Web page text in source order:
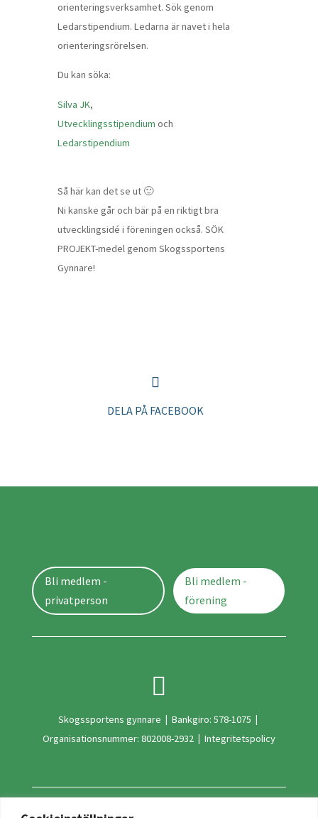
orienteringsverksamhet. Sök genom
Ledarstipendium. Ledarna är navet i hela
orienteringsrörelsen.
Du kan söka:
Silva JK,
Utvecklingsstipendium och
Ledarstipendium
Så här kan det se ut 🙂
Ni kanske går och bär på en riktigt bra
utvecklingsidé i föreningen också. SÖK
PROJEKT-medel genom Skogssportens
Gynnare!
DELA PÅ FACEBOOK
Bli medlem -
privatperson
Bli medlem -
förening

Skogssportens gynnare | Bankgiro: 578-1075 |
Organisationsnummer: 802008-2932 | Integritetspolicy